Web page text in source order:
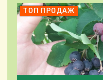
ТОП ПРОДАЖ